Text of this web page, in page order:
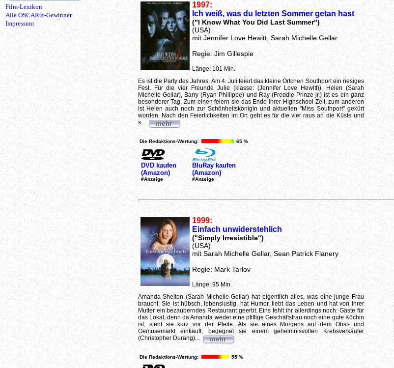
1997:
Ich weiß, was du letzten Sommer getan hast
("I Know What You Did Last Summer")
(USA)
mit Jennifer Love Hewitt, Sarah Michelle Gellar
Regie: Jim Gillespie
Länge: 101 Min.
Es ist die Party des Jahres. Am 4. Juli feiert das kleine Örtchen Southport ein riesiges
Fest. Für die vier Freunde Julie (klasse: (Jennifer Love Hewitt)), Helen (Sarah
Michelle Gellar), Barry (Ryan Phillippe) und Ray (Freddie Prinze jr.) ist es ein ganz
besonderer Tag. Zum einen feiern sie das Ende ihrer Highschool-Zeit, zum anderen
ist Helen auch noch zur Schönheitskönigin und aktuellen "Miss Southport" gekürt
worden. Nach den Feierlichkeiten im Ort geht es für die vier raus an die Küste und
s...
Die Redaktions-Wertung: 65 %
DVD kaufen
(Amazon)
#Anzeige
BluRay kaufen
(Amazon)
#Anzeige
1999:
Einfach unwiderstehlich
("Simply Irresistible")
(USA)
mit Sarah Michelle Gellar, Sean Patrick Flanery
Regie: Mark Tarlov
Länge: 95 Min.
Amanda Shelton (Sarah Michelle Gellar) hat eigentlich alles, was eine junge Frau
braucht: Sie ist hübsch, lebenslustig, hat Humor, liebt das Leben und hat von ihrer
Mutter ein bezauberndes Restaurant geerbt. Eins fehlt ihr allerdings noch: Gäste für
das Lokal, denn da Amanda weder eine pfiffige Geschäftsfrau noch eine gute Köchin
ist, steht sie kurz vor der Pleite. Als sie eines Morgens auf dem Obst- und
Gemüsemarkt einkauft, begegnet sie einem geheimnisvollen Krebsverkäufer
(Christopher Durang)...
Die Redaktions-Wertung: 55 %
Film-Lexikon
Alle OSCAR®-Gewinner
Impressum